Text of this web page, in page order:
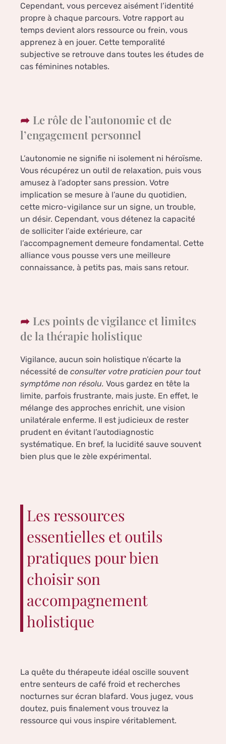
Cependant, vous percevez aisément l’identité
propre à chaque parcours. Votre rapport au
temps devient alors ressource ou frein, vous
apprenez à en jouer. Cette temporalité
subjective se retrouve dans toutes les études de
cas féminines notables.
Le rôle de l’autonomie et de
l’engagement personnel
L’autonomie ne signifie ni isolement ni héroïsme.
Vous récupérez un outil de relaxation, puis vous
amusez à l’adopter sans pression. Votre
implication se mesure à l’aune du quotidien,
cette micro-vigilance sur un signe, un trouble,
un désir. Cependant, vous détenez la capacité
de solliciter l’aide extérieure, car
l’accompagnement demeure fondamental. Cette
alliance vous pousse vers une meilleure
connaissance, à petits pas, mais sans retour.
Les points de vigilance et limites
de la thérapie holistique
Vigilance, aucun soin holistique n’écarte la
nécessité de consulter votre praticien pour tout
symptôme non résolu. Vous gardez en tête la
limite, parfois frustrante, mais juste. En effet, le
mélange des approches enrichit, une vision
unilatérale enferme. Il est judicieux de rester
prudent en évitant l’autodiagnostic
systématique. En bref, la lucidité sauve souvent
bien plus que le zèle expérimental.
Les ressources
essentielles et outils
pratiques pour bien
choisir son
accompagnement
holistique
La quête du thérapeute idéal oscille souvent
entre senteurs de café froid et recherches
nocturnes sur écran blafard. Vous jugez, vous
doutez, puis finalement vous trouvez la
ressource qui vous inspire véritablement.